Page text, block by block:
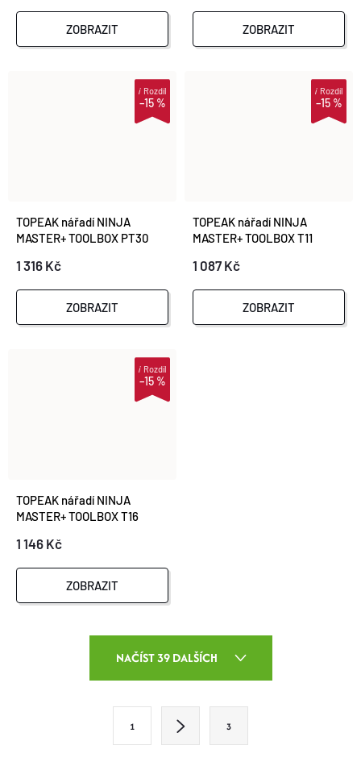
ZOBRAZIT ZOBRAZIT
–15 %
iRozdíl
TOPEAK nářadí NINJA
MASTER+ TOOLBOX PT30
1 316 Kč
ZOBRAZIT
–15 %
iRozdíl
TOPEAK nářadí NINJA
MASTER+ TOOLBOX T11
1 087 Kč
ZOBRAZIT
–15 %
iRozdíl
TOPEAK nářadí NINJA
MASTER+ TOOLBOX T16
1 146 Kč
ZOBRAZIT
NAČÍST 39 DALŠÍCH
1 3